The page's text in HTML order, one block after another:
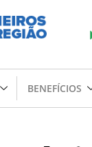
BENEFÍCIOS